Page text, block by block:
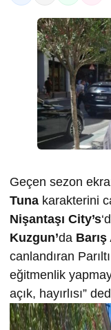
Geçen sezon
Tuna karakterini
Nişantaşı City’s
Kuzgun’da
canlandıran
eğitmenlik
açık, hayırlısı”